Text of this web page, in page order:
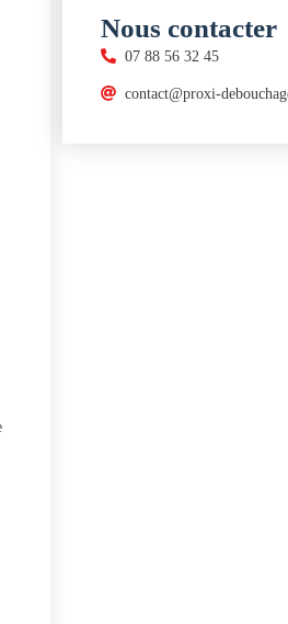
Nous contacter
07 88 56 32 45
contact@proxi-